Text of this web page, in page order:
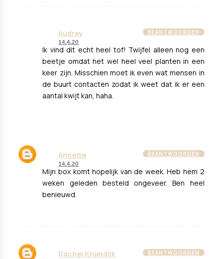
Audrey
14.4.20
Ik vind dit echt heel tof! Twijfel alleen nog een
beetje omdat het wel heel veel planten in een
keer zijn. Misschien moet ik even wat mensen in
de buurt contacten zodat ik weet dat ik er een
aantal kwijt kan, haha.
BEANTWOORDEN
Annette
14.4.20
Mijn box komt hopelijk van de week. Heb hem 2
weken geleden besteld ongeveer. Ben heel
benieuwd.
BEANTWOORDEN
Rachel Kromdijk BEANTWOORDEN